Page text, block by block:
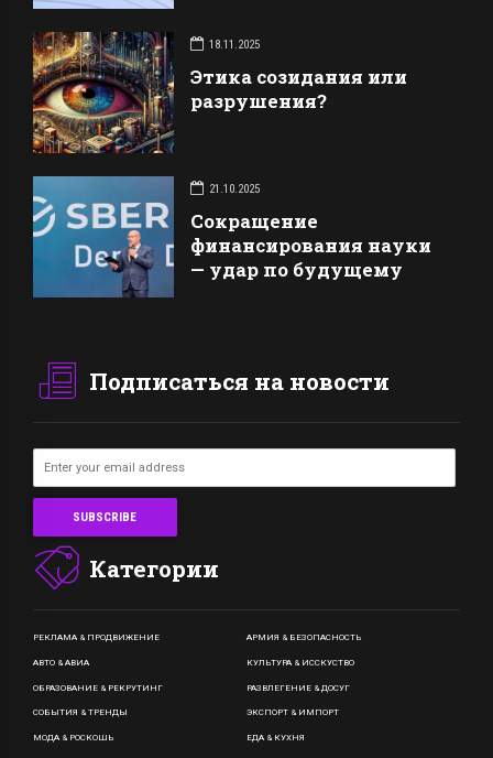
18.11.2025
Этика созидания или
разрушения?
21.10.2025
Сокращение
финансирования науки
— удар по будущему
Подписаться на новости
Категории
РЕКЛАМА & ПРОДВИЖЕНИЕ АРМИЯ & БЕЗОПАСНОСТЬ
АВТО & АВИА КУЛЬТУРА & ИССКУСТВО
ОБРАЗОВАНИЕ & РЕКРУТИНГ РАЗВЛЕГЕНИЕ & ДОСУГ
СОБЫТИЯ & ТРЕНДЫ ЭКСПОРТ & ИМПОРТ
МОДА & РОСКОШЬ ЕДА & КУХНЯ